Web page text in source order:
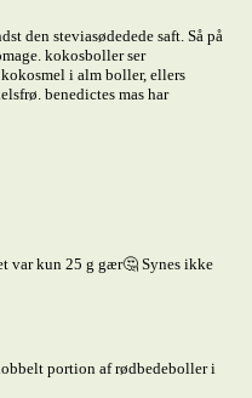
den steviasødedede saft. Så på
kokosboller ser
kokosmel i alm boller, ellers
benedictes mas har
var kun 25 g gær🤔 Synes ikke
portion af rødbedeboller i